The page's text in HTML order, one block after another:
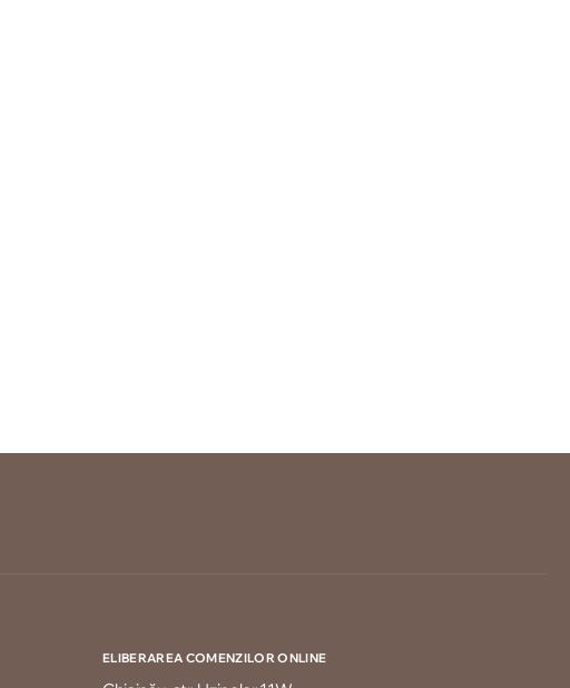
ELIBERAREA COMENZILOR ONLINE